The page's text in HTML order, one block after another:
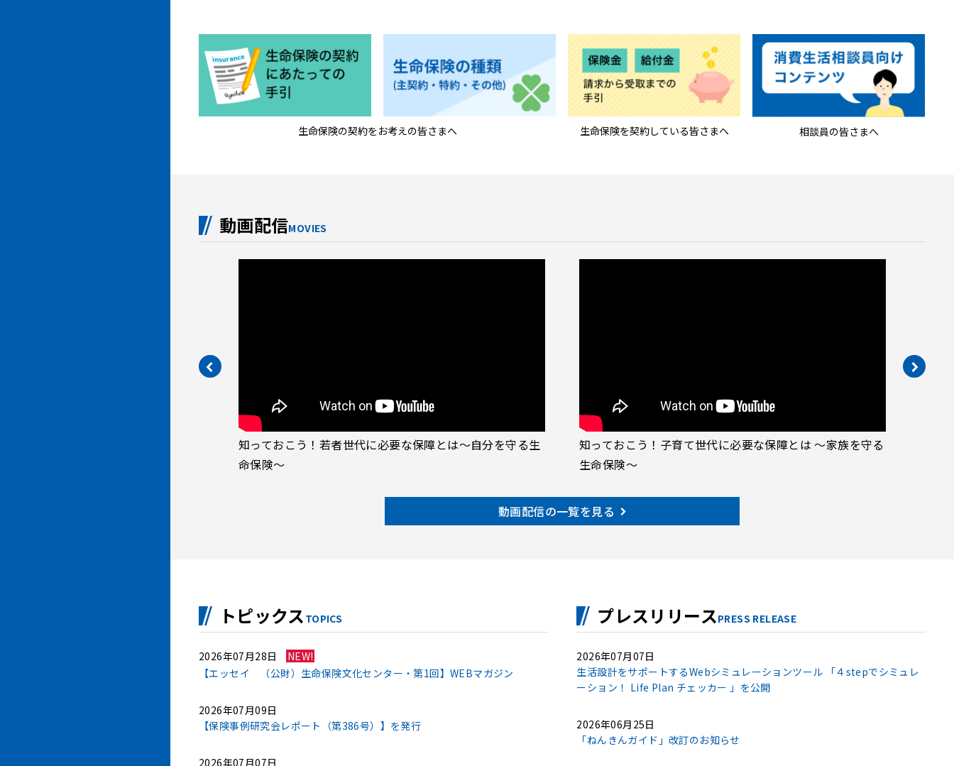
生命保険の契約をお考えの皆さまへ 生命保険を契約している皆さまへ 相談員の皆さまへ
動画配信MOVIES
知っておこう！若者世代に必要な保障とは～自分を守る生
命保険～
知っておこう！子育て世代に必要な保障とは ～家族を守る
生命保険～
動画配信の一覧を見る
トピックス TOPICS
2026年07月28日
NEW!
【エッセイ （公財）生命保険文化センター・第1回】WEBマガジン
2026年07月09日
【保険事例研究会レポート（第386号）】を発行
2026年07月07日
プレスリリースPRESS RELEASE
2026年07月07日
生活設計をサポートするWebシミュレーションツール 「４stepでシミュレ
ーション！ Life Plan チェッカー 」を公開
2026年06月25日
「ねんきんガイド」改訂のお知らせ